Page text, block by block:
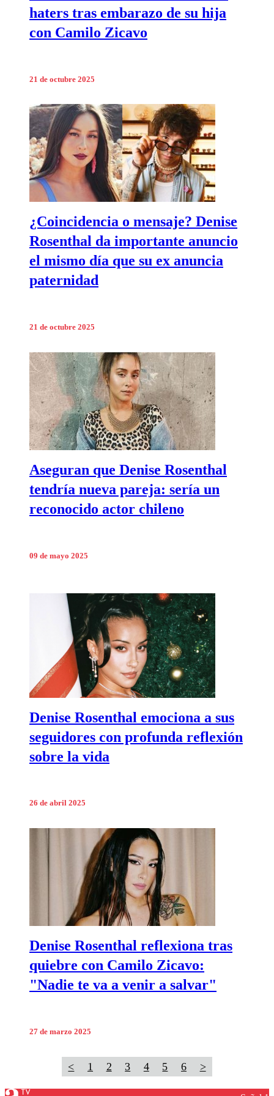
haters tras embarazo de su hija
con Camilo Zicavo
21 de octubre 2025
¿Coincidencia o mensaje? Denise
Rosenthal da importante anuncio
el mismo día que su ex anuncia
paternidad
21 de octubre 2025
Aseguran que Denise Rosenthal
tendría nueva pareja: sería un
reconocido actor chileno
09 de mayo 2025
Denise Rosenthal emociona a sus
seguidores con profunda reflexión
sobre la vida
26 de abril 2025
Denise Rosenthal reflexiona tras
quiebre con Camilo Zicavo:
"Nadie te va a venir a salvar"
27 de marzo 2025
< 1 2 3 4 5 6 >